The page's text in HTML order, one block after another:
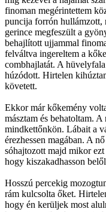
finoman megérintettem
puncija forrón hullámzott,
gerince megfeszült a
behajlított ujjammal
felváltva ingereltem a
combhajlatát. A
húzódott. Hirtelen
követett.
Ekkor már kőkemény
másztam és behatoltam.
mindkettőnkön. Lábait a
érezhessen magában. A
sóhajtozott majd mikor
hogy kiszakadhasson
Hosszú percekig
rám kulcsolta őket.
hogy én kerüljek most